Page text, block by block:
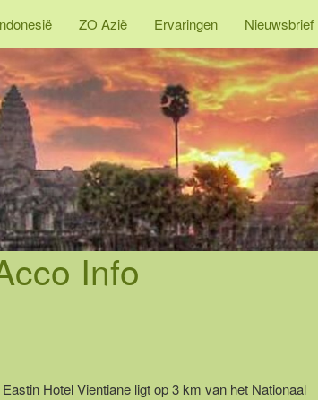
ZO Azië Ervaringen Nieuwsbrief
Info
Hotel Vientiane ligt op 3 km van het Nationaal